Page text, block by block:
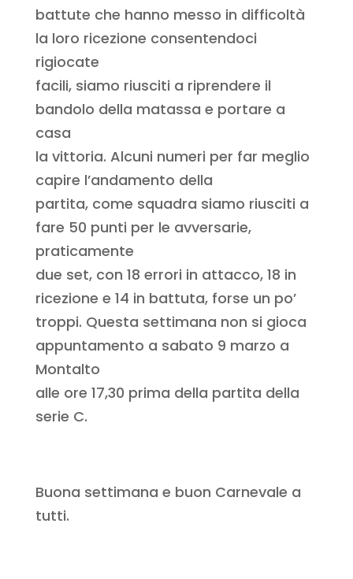
battute che hanno messo in difficoltà
la loro ricezione consentendoci
rigiocate
facili, siamo riusciti a riprendere il
bandolo della matassa e portare a
casa
la vittoria. Alcuni numeri per far meglio
capire l’andamento della
partita, come squadra siamo riusciti a
fare 50 punti per le avversarie,
praticamente
due set, con 18 errori in attacco, 18 in
ricezione e 14 in battuta, forse un po’
troppi. Questa settimana non si gioca
appuntamento a sabato 9 marzo a
Montalto
alle ore 17,30 prima della partita della
serie C.
Buona settimana e buon Carnevale a
tutti.